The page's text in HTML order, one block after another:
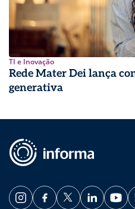
TI e Inovação
Rede Mater Dei lança
generativa